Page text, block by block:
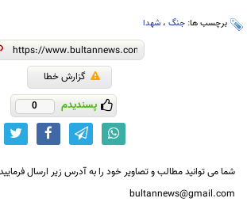
برچسب ها: جنگ ، شهدا
گزارش خطا
پسندیدم 0
شما می توانید مطالب و تصاویر خود را به آدرس زیر ارسال
bultannews@gmail.com